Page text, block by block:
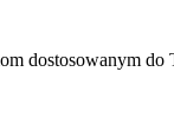
dostosowanym